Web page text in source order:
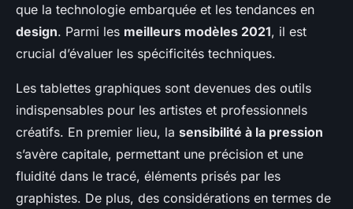
que la technologie embarquée et les tendances en
design. Parmi les meilleurs modèles 2021, il est
crucial d’évaluer les spécificités techniques.
Les tablettes graphiques sont devenues des outils
indispensables pour les artistes et professionnels
créatifs. En premier lieu, la sensibilité à la pression
s’avère capitale, permettant une précision et une
fluidité dans le tracé, éléments prisés par les
graphistes. De plus, des considérations en termes de